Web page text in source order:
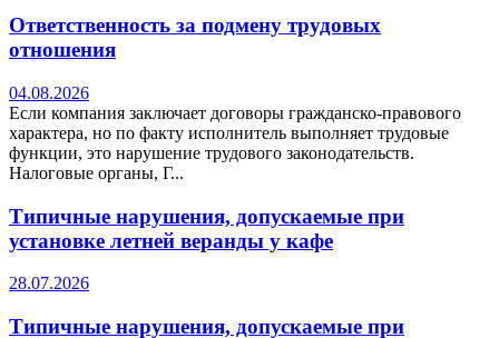
Ответственность за подмену трудовых
отношения
04.08.2026
Если компания заключает договоры гражданско-правового
характера, но по факту исполнитель выполняет трудовые
функции, это нарушение трудового законодательств.
Налоговые органы, Г...
Типичные нарушения, допускаемые при
установке летней веранды у кафе
28.07.2026
Типичные нарушения, допускаемые при